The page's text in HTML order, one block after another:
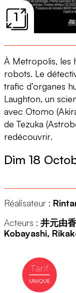
1
À Metropolis, les
robots. Le
trafic d’organes
Laughton, un
avec Otomo (
deTezuka (
redécouvrir.
Dim 18
Réalisateur :
Acteurs : 井元由
Kobayashi,